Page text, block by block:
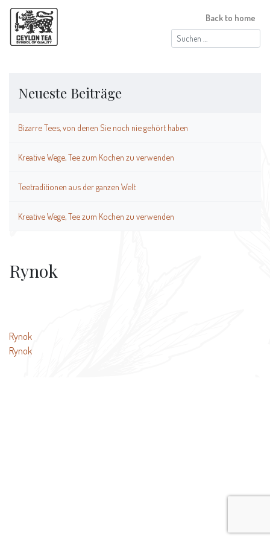
Suchen
nach:
Back to home
Neueste Beiträge
Bizarre Tees, von denen Sie noch nie gehört haben
Kreative Wege, Tee zum Kochen zu verwenden
Teetraditionen aus der ganzen Welt
Kreative Wege, Tee zum Kochen zu verwenden
Rynok
Beitragsnavigation
Rynok
Rynok